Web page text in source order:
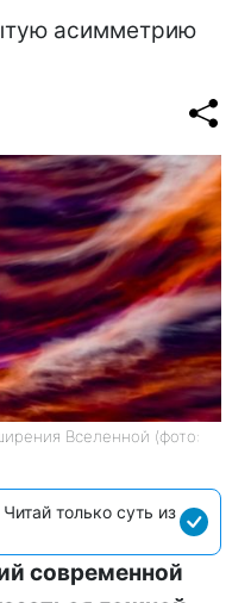
асимметрию
Вселенной (фото:
только суть из
современной